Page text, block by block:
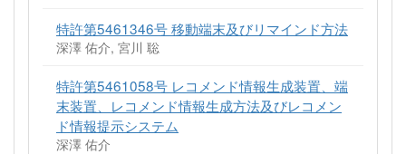
特許第5461346号 移動端末及びリマインド方法
深澤 佑介, 宮川 聡
特許第5461058号 レコメンド情報生成装置、端
末装置、レコメンド情報生成方法及びレコメン
ド情報提示システム
深澤 佑介